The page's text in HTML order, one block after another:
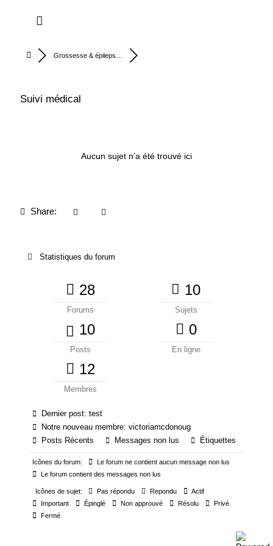
Grossesse & épileps…
Suivi médical
Aucun sujet n’a été trouvé ici
Share:
Statistiques du forum
28
Forums
10
Sujets
10
Posts
0
En ligne
12
Membres
Dernier post: test
Notre nouveau membre: victoriamcdonoug
Posts Récents
Messages non lus Étiquettes
Icônes du forum:
Le forum ne contient aucun message non lus
Le forum contient des messages non lus
Icônes de sujet: Pas répondu Repondu
Actif
Important
Épinglé Non approuvé Résolu
Privé
Fermé